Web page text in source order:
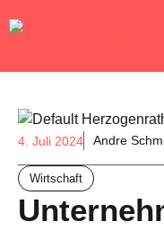
Inhalt
4. Juli 2024 Andre
Wirtschaft